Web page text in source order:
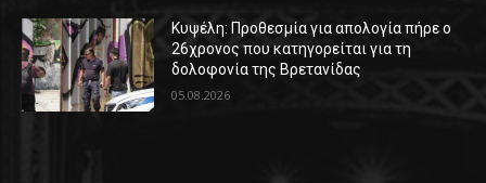
Κυψέλη: Προθεσμία για απολογία πήρε ο
26χρονος που κατηγορείται για τη
δολοφονία της Βρετανίδας
05.08.2026